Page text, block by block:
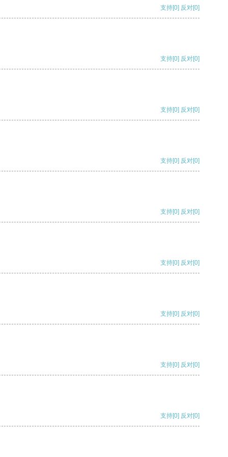
支持[0] 反对[0]
支持[0] 反对[0]
支持[0] 反对[0]
支持[0] 反对[0]
支持[0] 反对[0]
支持[0] 反对[0]
支持[0] 反对[0]
支持[0] 反对[0]
支持[0] 反对[0]